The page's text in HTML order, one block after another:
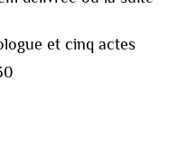
et cinq actes